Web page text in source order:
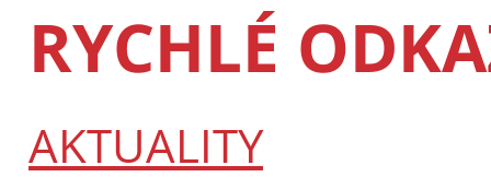
RYCHLÉ
AKTUALITY